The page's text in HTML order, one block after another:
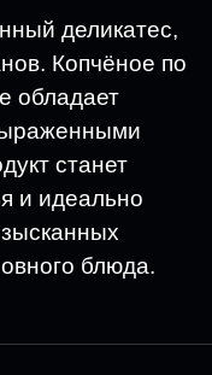
деликатес,
Копчёное по
обладает
станет
и идеально
блюда.